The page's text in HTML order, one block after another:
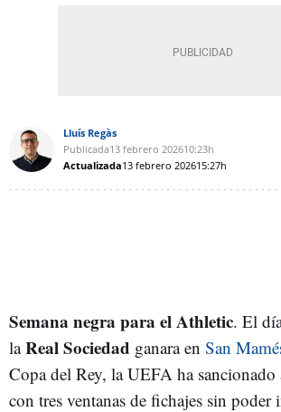
Lluís Regàs
Publicada13 febrero 202610:23h
Actualizada13 febrero 202615:27h
Semana negra para el Athletic. El
laReal Sociedad ganara en San
Copa del Rey, la UEFA ha
con tres ventanas de fichajes sin poder